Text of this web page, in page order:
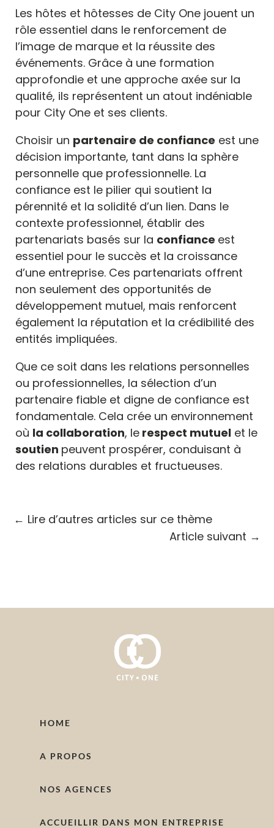
Les hôtes et hôtesses de City One jouent un
rôle essentiel dans le renforcement de
l’image de marqueet la réussite des
événements. Grâce à une formation
approfondie et une approche axée sur la
qualité, ils représentent un atout indéniable
pour City One et ses clients.
Choisir un partenaire de confiance est une
décision importante, tant dans la sphère
personnelle que professionnelle. La
confiance est le pilier qui soutient la
pérennité et la solidité d’un lien. Dans le
contexte professionnel, établir des
partenariats basés sur la confiance est
essentiel pour le succès et la croissance
d’une entreprise. Ces partenariats offrent
non seulement des opportunités de
développement mutuel, mais renforcent
également la réputation et la crédibilité des
entités impliquées.
Que ce soit dans les relations personnelles
ou professionnelles, la sélection d’un
partenaire fiable et digne de confiance est
fondamentale. Cela crée un environnement
où la collaboration, lerespect mutuelet le
soutien peuvent prospérer, conduisant à
des relations durables et fructueuses.
← Lire d’autres articles sur ce thème
Article suivant →
HOME
A PROPOS
NOS AGENCES
ACCUEILLIR DANS MON ENTREPRISE